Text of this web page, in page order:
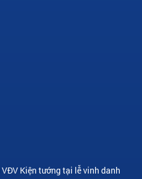
Kiện tướng tại lễ vinh danh